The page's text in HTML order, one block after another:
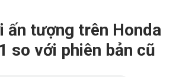
ấn tượng trên Honda
so với phiên bản cũ